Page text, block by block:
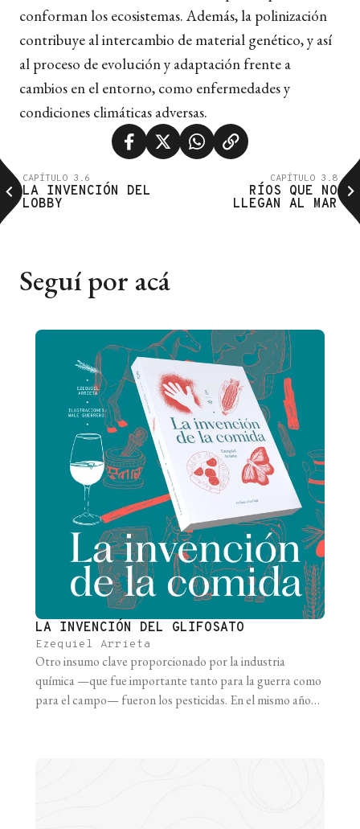
conforman los ecosistemas. Además, la polinización
contribuye al intercambio de material genético, y así
al proceso de evolución y adaptación frente a
cambios en el entorno, como enfermedades y
condiciones climáticas adversas.
CAPÍTULO 3.6
LA INVENCIÓN DEL
LOBBY
CAPÍTULO 3.8
RÍOS QUE NO
LLEGAN AL MAR
Seguí por acá
LA INVENCIÓN DEL GLIFOSATO
Ezequiel Arrieta
Otro insumo clave proporcionado por la industria
química —que fue importante tanto para la guerra como
para el campo— fueron los pesticidas. En el mismo año
insecticidas que habían sido inventados poco antes, el